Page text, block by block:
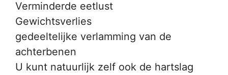
Verminderde eetlust
Gewichtsverlies
gedeeltelijke verlamming van de
achterbenen
U kunt natuurlijk zelf ook de hartslag